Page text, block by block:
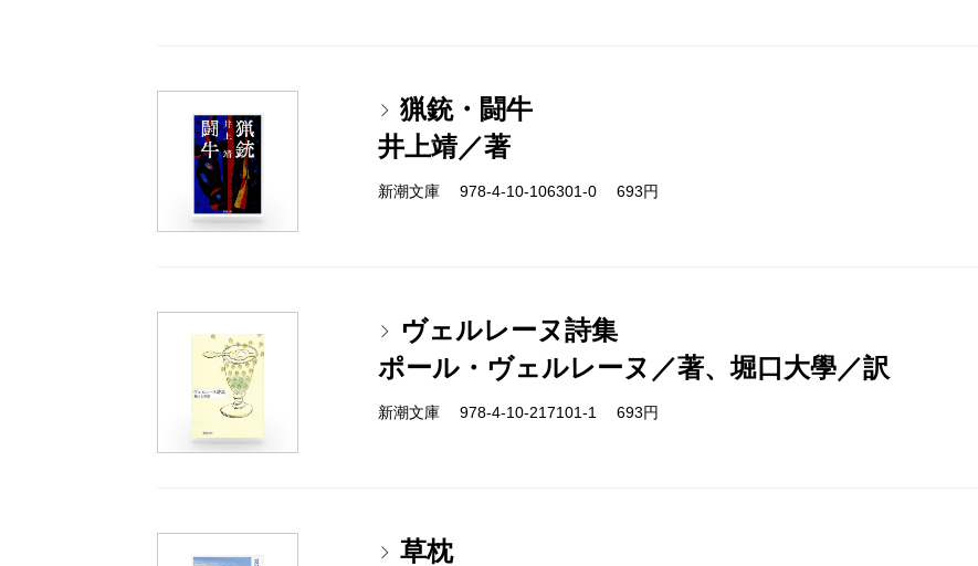
猟銃・闘牛
井上靖／著
新潮文庫 978-4-10-106301-0 693円
ヴェルレーヌ詩集
ポール・ヴェルレーヌ／著、堀口大學／訳
新潮文庫 978-4-10-217101-1 693円
草枕